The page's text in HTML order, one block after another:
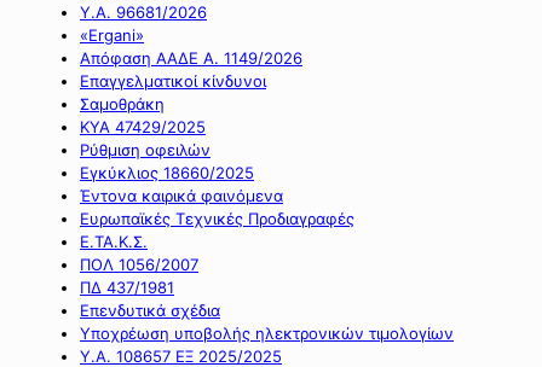
Υ.Α. 96681/2026
«Ergani»
Απόφαση ΑΑΔΕ Α. 1149/2026
Επαγγελματικοί κίνδυνοι
Σαμοθράκη
ΚΥΑ 47429/2025
Ρύθμιση οφειλών
Εγκύκλιος 18660/2025
Έντονα καιρικά φαινόμενα
Ευρωπαϊκές Τεχνικές Προδιαγραφές
Ε.ΤΑ.Κ.Σ.
ΠΟΛ 1056/2007
ΠΔ 437/1981
Επενδυτικά σχέδια
Υποχρέωση υποβολής ηλεκτρονικών τιμολογίων
Υ.Α. 108657 ΕΞ 2025/2025